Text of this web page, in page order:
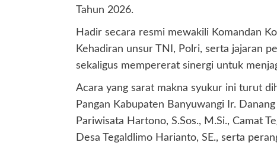
Tahun 2026.
Hadir secara resmi mewakili Komandan
Kehadiran unsur TNI, Polri, serta jajaran
sekaligus mempererat sinergi untuk
Acara yang sarat makna syukur ini turut
Pangan Kabupaten Banyuwangi Ir.
Pariwisata Hartono, S.Sos., M.Si., Camat
Desa Tegaldlimo Harianto, SE., serta